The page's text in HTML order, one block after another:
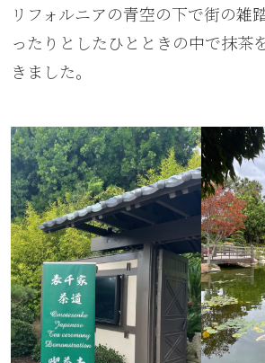
リフォルニアの青空の下で街の雑
ったりとしたひとときの中で抹茶
きました。